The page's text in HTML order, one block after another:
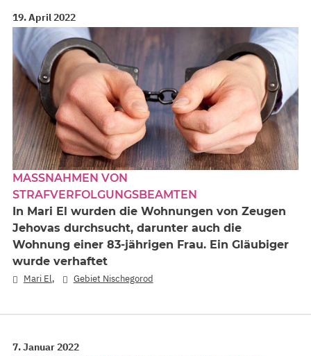
19. April 2022
MASSNAHMEN VON S
TRAFVERFOLGUNGSBEAMTEN
In Mari El wurden die Wohnungen von Zeugen
Jehovas durchsucht, darunter auch die
Wohnung einer 83-jährigen Frau. Ein Gläubiger
wurde verhaftet
Mari El, Gebiet Nischegorod
7. Januar 2022